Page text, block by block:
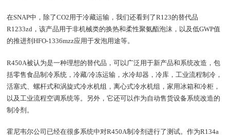
在SNAP中，除了CO2用于冷藏运输，我们还看到了R123的替代品
R1233zd，该产品用于非机械类的换热和柔性聚氨酯泡沫，以及低GWP值
的推进剂HFO-1336mzz应用于发泡用途等。
R450A被认为是一种理想的替代品，可以广泛用于新产品和系统改造，包
括零售食品制冷系统，冷藏/冷冻运输，水冷却器，冷库，工业流程制冷，
活塞式、螺杆式和涡旋式冷水机组，离心式冷水机组，家用冰箱和冷柜，
以及工业流程空调系统等。另外，它还可以作为自动售货设备系统改造的
制冷剂。
霍尼韦尔公司已经在很多系统中对R450A制冷剂进行了测试。作为R134a